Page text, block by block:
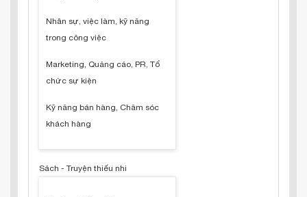
Nhân sự, việc làm, kỹ năng
trong công việc
Marketing, Quảng cáo, PR, Tổ
chức sự kiện
Kỹ năng bán hàng, Chăm sóc
khách hàng
Sách - Truyện thiếu nhi